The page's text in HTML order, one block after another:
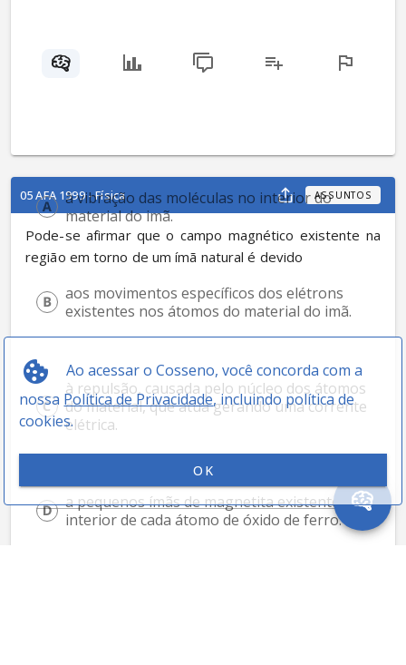
Ao acessar o Cosseno, você concorda com a
nossa Política de Privacidade, incluindo política de
cookies.
OK
05 AFA 1999 - Física ASSUNTOS
Pode-se afirmar que o campo magnético existente na
região em torno de um ímã natural é devido
à vibração das moléculas no interior do
material do imã.
aos movimentos específicos dos elétrons
existentes nos átomos do material do imã.
à repulsão, causada pelo núcleo dos átomos
do material, que atua gerando uma corrente
elétrica.
a pequenos ímãs de magnetita existentes no
interior de cada átomo de óxido de ferro.